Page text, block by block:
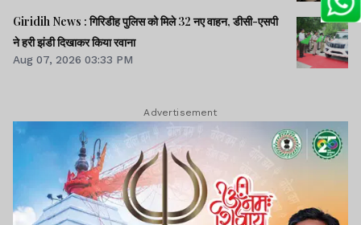
Giridih News : गिरिडीह पुलिस को मिले 32 नए वाहन, डीसी-एसपी
ने हरी झंडी दिखाकर किया रवाना
Aug 07, 2026 03:33 PM
Advertisement